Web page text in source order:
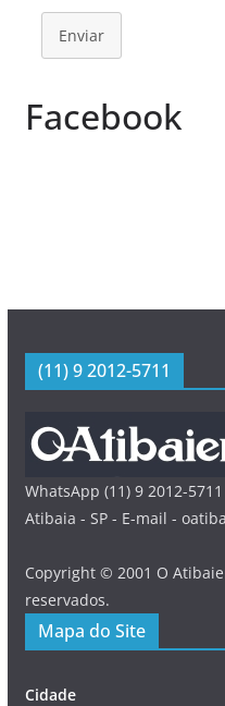
Enviar
Facebook
(11) 9 2012-5711
WhatsApp (11) 9 2012-5711
Atibaia - SP - E-mail -
Copyright © 2001 O
reservados.
Mapa do Site
Cidade